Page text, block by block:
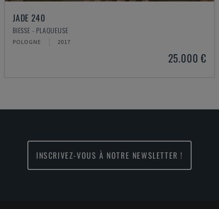
JADE 240
BIESSE - PLAQUEUSE
POLOGNE 2017
25.000 €
INSCRIVEZ-VOUS À NOTRE NEWSLETTER !